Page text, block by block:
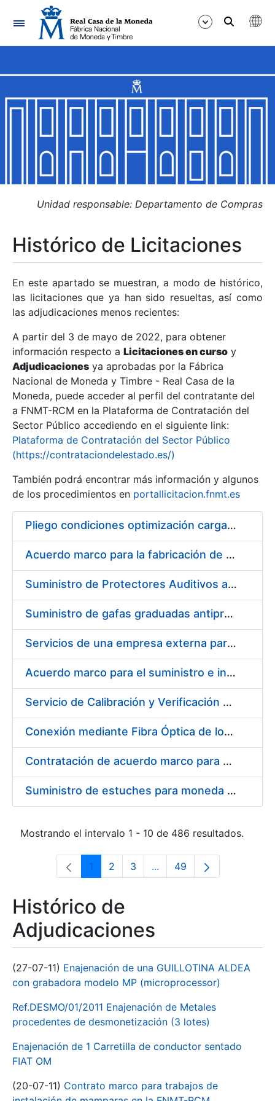
Navegación
Mostrar/Ocultar
Mostrar/Ocultar
Mostrar/Ocultar
Mostrar/Ocultar
Mostrar/Ocultar
Mostrar/Ocultar
Unidad responsable: Departamento de Compras
Histórico de Licitaciones
En este apartado se muestran, a modo de histórico,
las licitaciones que ya han sido resueltas, así como
las adjudicaciones menos recientes:
A partir del 3 de mayo de 2022, para obtener
información respecto a Licitaciones en curso y
Adjudicaciones ya aprobadas por la Fábrica
Nacional de Moneda y Timbre - Real Casa de la
Moneda, puede acceder al perfil del contratante del
a FNMT-RCM en la Plataforma de Contratación del
Sector Público accediendo en el siguiente link:
Plataforma de Contratación del Sector Público
(https://contrataciondelestado.es/)
También podrá encontrar más información y algunos
de los procedimientos en portallicitacion.fnmt.es
Pliego condiciones optimización cargas compras firmado
Acuerdo marco para la fabricación de piezas
Suministro de Protectores Auditivos a medida para las personas trabajadoras de los Centros de Trabajo de Madrid y Burgos
Suministro de gafas graduadas antiproyecciones para los trabajadores de la FNMT-RCM en los centros de trabajo de Madrid y Burgos
Servicios de una empresa externa para el asesoramiento y resolución de los recursos de alzada que se presentan relacionados con procesos de selección para la FNMT-RCM
Acuerdo marco para el suministro e instalación de persianas, estores y otros complementos
Servicio de Calibración y Verificación Externa de los Equipos de Medición del Servicio de Prevención de la FNMT-RCM
Conexión mediante Fibra Óptica de los Centros de Proceso de Datos (CPDs) de las sedes de la FNMT-RCM de Burgos y Madrid
Contratación de acuerdo marco para el Suministro de Material de Electricidad para la Fábrica Nacional de Moneda y Timbre-Real Casa de la Moneda en su centro de trabajo de Burgos
Suministro de estuches para moneda de 30 €
Mostrando el intervalo 1 - 10 de 486 resultados.
Página
1 Página
2 Página
3 ...Páginas intermedias Use
Página
49
Histórico de
Adjudicaciones
(27-07-11) Enajenación de una GUILLOTINA ALDEA
con grabadora modelo MP (microprocessor)
Ref.DESMO/01/2011 Enajenación de Metales
procedentes de desmonetización (3 lotes)
Enajenación de 1 Carretilla de conductor sentado
FIAT OM
(20-07-11) Contrato marco para trabajos de